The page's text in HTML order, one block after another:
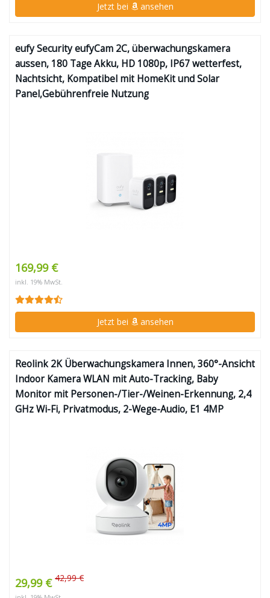
Jetzt bei ansehen
eufy Security eufyCam 2C, überwachungskamera
aussen, 180 Tage Akku, HD 1080p, IP67 wetterfest,
Nachtsicht, Kompatibel mit HomeKit und Solar
Panel,Gebührenfreie Nutzung
169,99 €
inkl. 19% MwSt.
Jetzt bei ansehen
Reolink 2K Überwachungskamera Innen, 360°-Ansicht
Indoor Kamera WLAN mit Auto-Tracking, Baby
Monitor mit Personen-/Tier-/Weinen-Erkennung, 2,4
GHz Wi-Fi, Privatmodus, 2-Wege-Audio, E1 4MP
29,99 € 42,99 €